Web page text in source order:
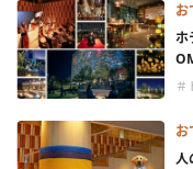
お
ホ
＃
お
人